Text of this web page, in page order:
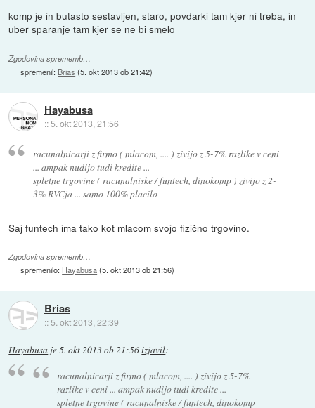
komp je in butasto sestavljen, staro, povdarki tam kjer ni treba, in
uber sparanje tam kjer se ne bi smelo
Zgodovina sprememb…
spremenil: Brias (5. okt 2013 ob 21:42)
Hayabusa
::5. okt 2013, 21:56
racunalnicarji z firmo ( mlacom, .... ) zivijo z 5-7% razlike v ceni
... ampak nudijo tudi kredite ...
spletne trgovine ( racunalniske / funtech, dinokomp ) zivijo z 2-
3% RVCja ... samo 100% placilo
Saj funtech ima tako kot mlacom svojo fizično trgovino.
Zgodovina sprememb…
spremenilo: Hayabusa(5. okt 2013 ob 21:56)
Brias
:: 5. okt 2013, 22:39
Hayabusa je5. okt 2013 ob 21:56izjavil:
racunalnicarji z firmo ( mlacom, .... ) zivijo z 5-7%
razlike v ceni ... ampak nudijo tudi kredite ...
spletne trgovine ( racunalniske / funtech, dinokomp